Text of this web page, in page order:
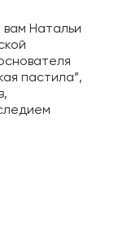
Натальи
пастила”,